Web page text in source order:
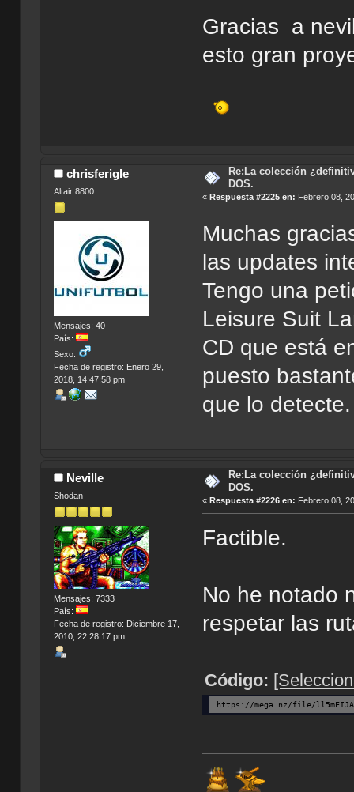
Gracias a
esto gran
chrisferigle
Altair 8800
Mensajes: 40
País:
Sexo:
Fecha de registro: Enero 29,
2018, 14:47:58 pm
Re:La colección
DOS.
«Respuesta #2225 en: Febrero 08,
Muchas
las updates
Tengo una
Leisure Suit
CD que está
puesto
que lo detecte.
Neville
Shodan
Mensajes: 7333
País:
Fecha de registro: Diciembre 17,
2010, 22:28:17 pm
Re:La colección
DOS.
« Respuesta #2226 en: Febrero 08,
Factible.
No he notado
respetar las
Código:
https://mega.nz/file/